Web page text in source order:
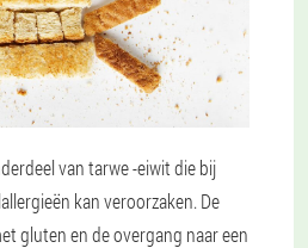
van tarwe -eiwit die bij
kan veroorzaken. De
gluten en de overgang naar een